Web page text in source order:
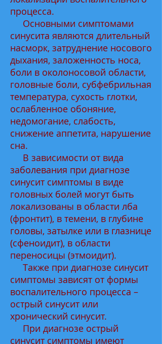
процесса.
Основными симптомами
синусита являются длительный
насморк, затруднение носового
дыхания, заложенность носа,
боли в околоносовой области,
головные боли, субфебрильная
температура, сухость глотки,
ослабленное обоняние,
недомогание, слабость,
снижение аппетита, нарушение
сна.
В зависимости от вида
заболевания при диагнозе
синусит симптомы в виде
головных болей могут быть
локализованы в области лба
(фронтит), в темени, в глубине
головы, затылке или в глазнице
(сфеноидит), в области
переносицы (этмоидит).
Также при диагнозе синусит
симптомы зависят от формы
воспалительного процесса –
острый синусит или
хронический синусит.
При диагнозе острый
синусит симптомы имеют